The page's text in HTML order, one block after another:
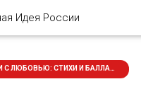
Идея России
К РОССИИ С ЛЮБОВЬЮ: СТИХИ И БАЛЛАДЫ